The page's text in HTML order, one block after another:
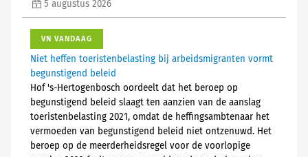
5 augustus 2026
VN VANDAAG
Niet heffen toeristenbelasting bij arbeidsmigranten vormt
begunstigend beleid
Hof 's-Hertogenbosch oordeelt dat het beroep op
begunstigend beleid slaagt ten aanzien van de aanslag
toeristenbelasting 2021, omdat de heffingsambtenaar het
vermoeden van begunstigend beleid niet ontzenuwd. Het
beroep op de meerderheidsregel voor de voorlopige